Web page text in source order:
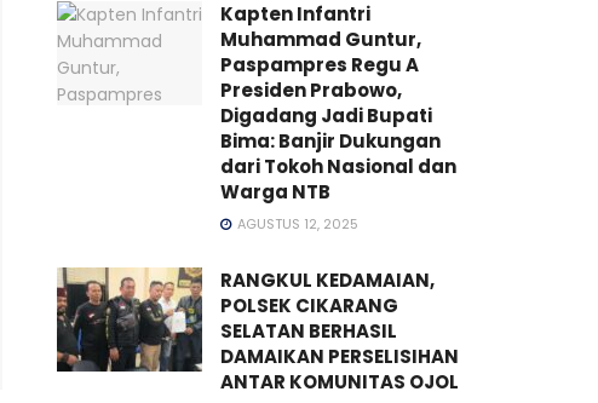
Kapten Infantri
Muhammad Guntur,
Paspampres Regu A
Presiden Prabowo,
Digadang Jadi Bupati
Bima: Banjir Dukungan
dari Tokoh Nasional dan
Warga NTB
AGUSTUS 12, 2025
RANGKUL KEDAMAIAN,
POLSEK CIKARANG
SELATAN BERHASIL
DAMAIKAN PERSELISIHAN
ANTAR KOMUNITAS OJOL